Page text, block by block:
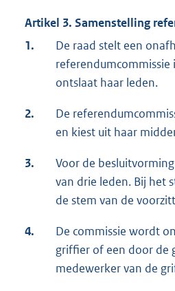
Artikel 3. Samenstelling
1.
De raad stelt een
ontslaat haar leden.
2.
De
en kiest uit haar
3.
Voor de
van drie leden. Bij het
de stem van de
4.
De commissie wordt
griffier of een door de
medewerker van de